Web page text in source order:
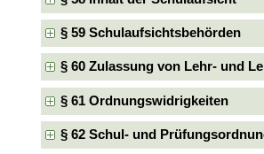
§ 59 Schulaufsichtsbehörden
§ 60 Zulassung von Lehr- und
§ 61 Ordnungswidrigkeiten
§ 62 Schul- und